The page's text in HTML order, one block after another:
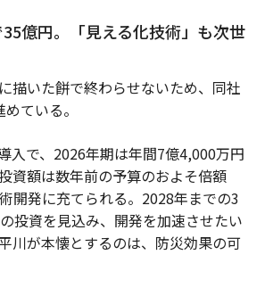
億円。「見える化技術」も次世
描いた餅で終わらせないため、同社
ている。
入で、2026年期は年間7億4,000万円
資額は数年前の予算のおよそ倍額
開発に充てられる。2028年までの3
投資を見込み、開発を加速させたい
川が本懐とするのは、防災効果の可